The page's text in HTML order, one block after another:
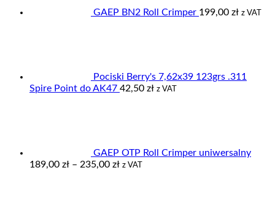
GAEP BN2 Roll Crimper 199,00 zł z VAT
Pociski Berry's 7,62x39 123grs .311
Spire Point do AK47 42,50 zł z VAT
GAEP OTP Roll Crimper uniwersalny
189,00 zł – 235,00 złZakres
z VAT